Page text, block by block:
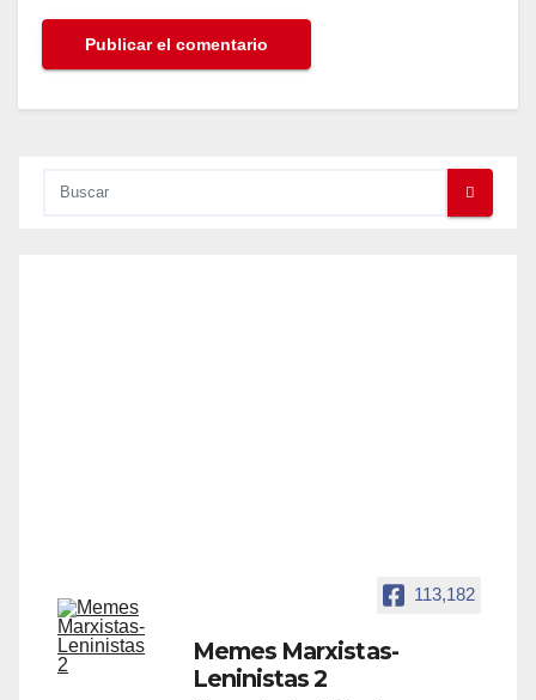
113,182
Memes Marxistas-
Leninistas 2